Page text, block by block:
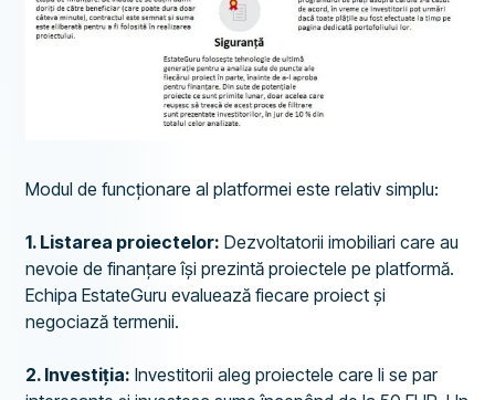
Modul de funcționare al platformei este relativ simplu:
1. Listarea proiectelor: Dezvoltatorii imobiliari care au
nevoie de finanțare își prezintă proiectele pe platformă.
Echipa EstateGuru evaluează fiecare proiect și
negociază termenii.
2. Investiția: Investitorii aleg proiectele care li se par